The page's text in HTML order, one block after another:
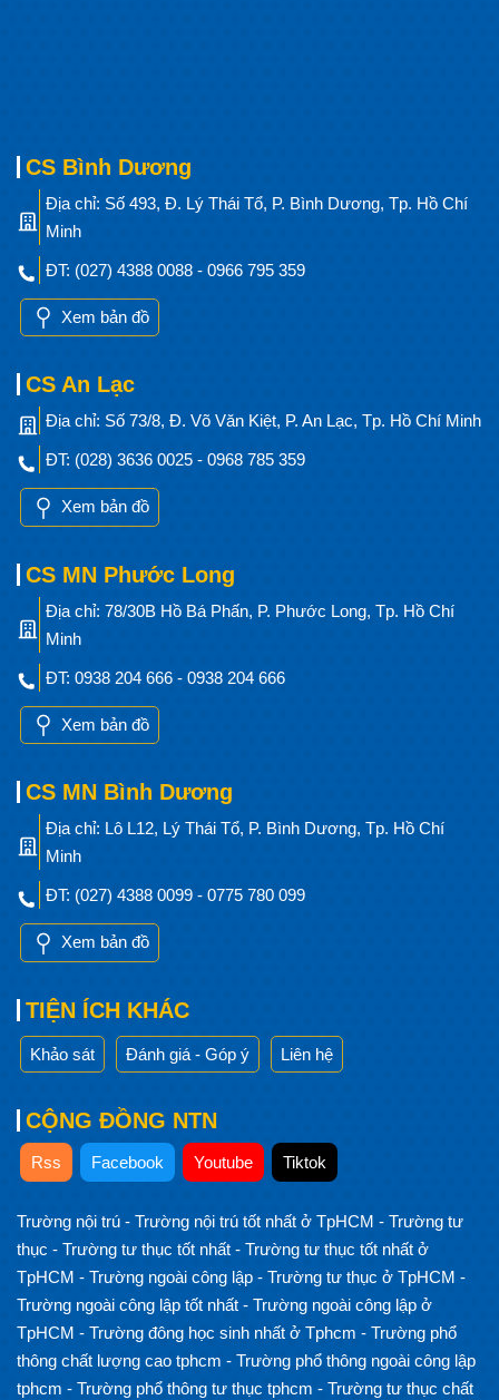
CS Bình Dương
Địa chỉ: Số 493, Đ. Lý Thái Tổ, P. Bình Dương, Tp. Hồ Chí
Minh
ĐT: (027) 4388 0088 - 0966 795 359
Xem bản đồ
CS An Lạc
Địa chỉ: Số 73/8, Đ. Võ Văn Kiệt, P. An Lạc, Tp. Hồ Chí Minh
ĐT: (028) 3636 0025 - 0968 785 359
Xem bản đồ
CS MN Phước Long
Địa chỉ: 78/30B Hồ Bá Phấn, P. Phước Long, Tp. Hồ Chí
Minh
ĐT: 0938 204 666 - 0938 204 666
Xem bản đồ
CS MN Bình Dương
Địa chỉ: Lô L12, Lý Thái Tổ, P. Bình Dương, Tp. Hồ Chí
Minh
ĐT: (027) 4388 0099 - 0775 780 099
Xem bản đồ
TIỆN ÍCH KHÁC
Khảo sát Đánh giá - Góp ý Liên hệ
CỘNG ĐỒNG NTN
Rss Facebook Youtube Tiktok
Trường nội trú - Trường nội trú tốt nhất ở TpHCM - Trường tư
thục - Trường tư thục tốt nhất - Trường tư thục tốt nhất ở
TpHCM - Trường ngoài công lập - Trường tư thục ở TpHCM -
Trường ngoài công lập tốt nhất - Trường ngoài công lập ở
TpHCM - Trường đông học sinh nhất ở Tphcm - Trường phổ
thông chất lượng cao tphcm - Trường phổ thông ngoài công lập
tphcm - Trường phổ thông tư thục tphcm - Trường tư thục chất